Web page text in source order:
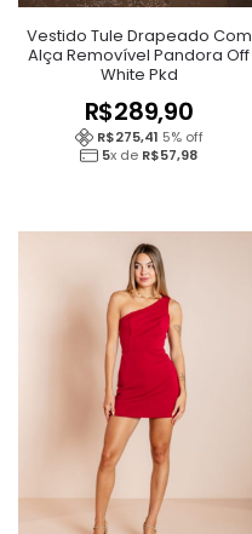
Vestido Tule Drapeado Com
Alça Removível Pandora Off
White Pkd
R$289,90
R$275,41 5% off
5x de R$57,98